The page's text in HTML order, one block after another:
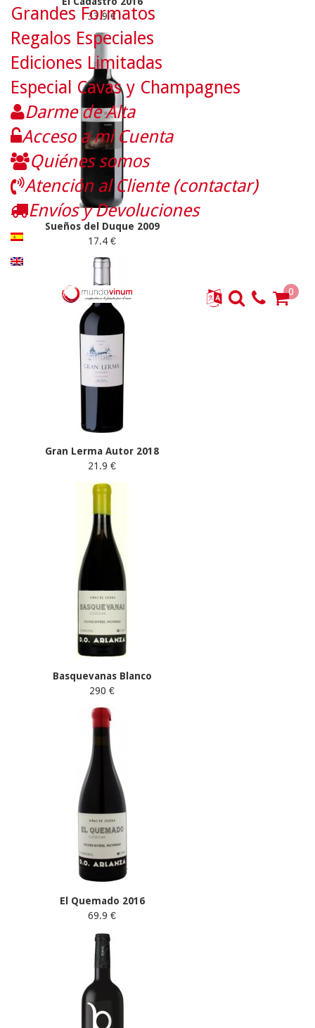
33.9 €
Sueños del Duque 2009
17.4 €
Gran Lerma Autor 2018
21.9 €
Basquevanas Blanco
290 €
El Quemado 2016
69.9 €
Grandes Formatos
Regalos Especiales
Ediciones Limitadas
Especial Cavas y Champagnes
Darme de Alta
Acceso a mi Cuenta
Quiénes somos
Atención al Cliente (contactar)
Envíos y Devoluciones
0